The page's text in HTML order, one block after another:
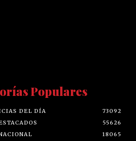
Populares
DEL DÍA
73092
55626
18065